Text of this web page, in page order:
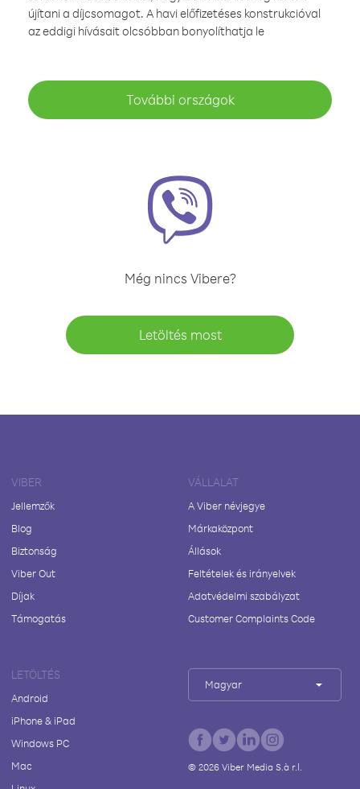
újítani a díjcsomagot. A havi előfizetéses konstrukcióval
az eddigi hívásait olcsóbban bonyolíthatja le
További országok
Még nincs Vibere?
Letöltés most
VIBER
Jellemzők
Blog
Biztonság
Viber Out
Díjak
Támogatás
VÁLLALAT
A Viber névjegye
Márkaközpont
Állások
Feltételek és irányelvek
Adatvédelmi szabályzat
Customer Complaints Code
LETÖLTÉS
Android
iPhone & iPad
Windows PC
Mac
Magyar
© 2026Viber Media S.à r.l.